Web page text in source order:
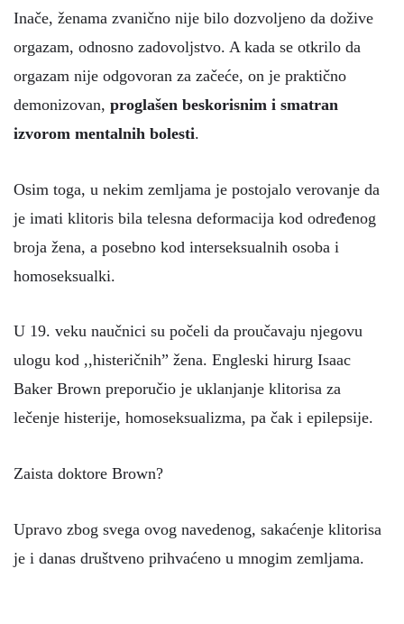
Inače, ženama zvanično nije bilo dozvoljeno da dožive
orgazam, odnosno zadovoljstvo. A kada se otkrilo da
orgazam nije odgovoran za začeće, on je praktično
demonizovan, proglašen beskorisnim i smatran
izvorom mentalnih bolesti.
Osim toga, u nekim zemljama je postojalo verovanje da
je imati klitoris bila telesna deformacija kod određenog
broja žena, a posebno kod interseksualnih osoba i
homoseksualki.
U 19. veku naučnici su počeli da proučavaju njegovu
ulogu kod ,,histeričnih” žena. Engleski hirurg Isaac
Baker Brown preporučio je uklanjanje klitorisa za
lečenje histerije, homoseksualizma, pa čak i epilepsije.
Zaista doktore Brown?
Upravo zbog svega ovog navedenog, sakaćenje klitorisa
je i danas društveno prihvaćeno u mnogim zemljama.